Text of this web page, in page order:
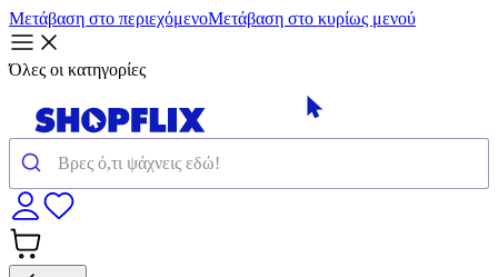
Μετάβαση στο περιεχόμενοΜετάβαση στο κυρίως μενού
Όλες οι κατηγορίες